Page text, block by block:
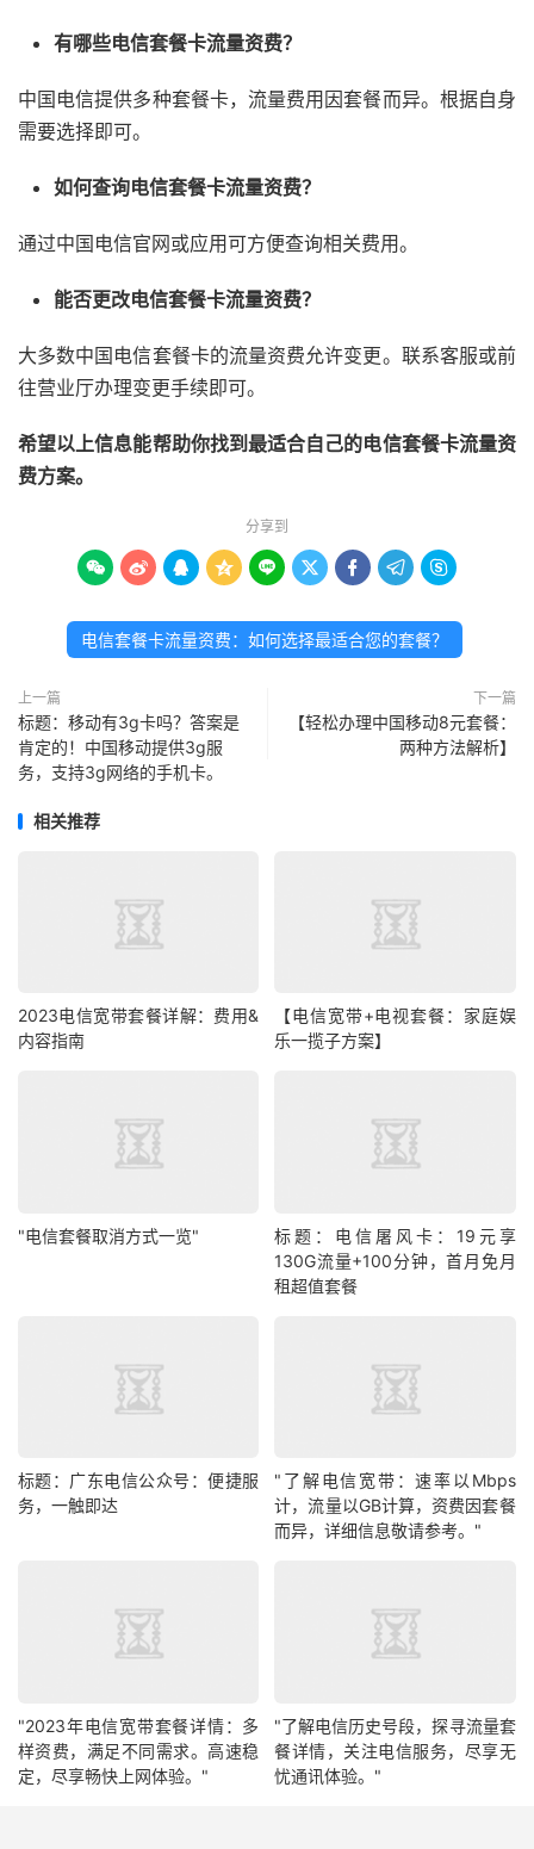
有哪些电信套餐卡流量资费？
中国电信提供多种套餐卡，流量费用因套餐而异。根据自身
需要选择即可。
如何查询电信套餐卡流量资费？
通过中国电信官网或应用可方便查询相关费用。
能否更改电信套餐卡流量资费？
大多数中国电信套餐卡的流量资费允许变更。联系客服或前
往营业厅办理变更手续即可。
希望以上信息能帮助你找到最适合自己的电信套餐卡流量资
费方案。
分享到
        
电信套餐卡流量资费：如何选择最适合您的套餐？
上一篇
标题：移动有3g卡吗？答案是
肯定的！中国移动提供3g服
务，支持3g网络的手机卡。
下一篇
【轻松办理中国移动8元套餐：
两种方法解析】
相关推荐
2023电信宽带套餐详解：费用&
内容指南
【电信宽带+电视套餐：家庭娱
乐一揽子方案】
"电信套餐取消方式一览"
标题：电信屠风卡：19元享
130G流量+100分钟，首月免月
租超值套餐
标题：广东电信公众号：便捷服
务，一触即达
"了解电信宽带：速率以Mbps
计，流量以GB计算，资费因套餐
而异，详细信息敬请参考。"
"2023年电信宽带套餐详情：多
样资费，满足不同需求。高速稳
定，尽享畅快上网体验。"
"了解电信历史号段，探寻流量套
餐详情，关注电信服务，尽享无
忧通讯体验。"